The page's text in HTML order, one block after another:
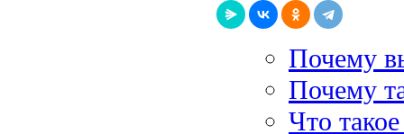
Почему
Почему
Что